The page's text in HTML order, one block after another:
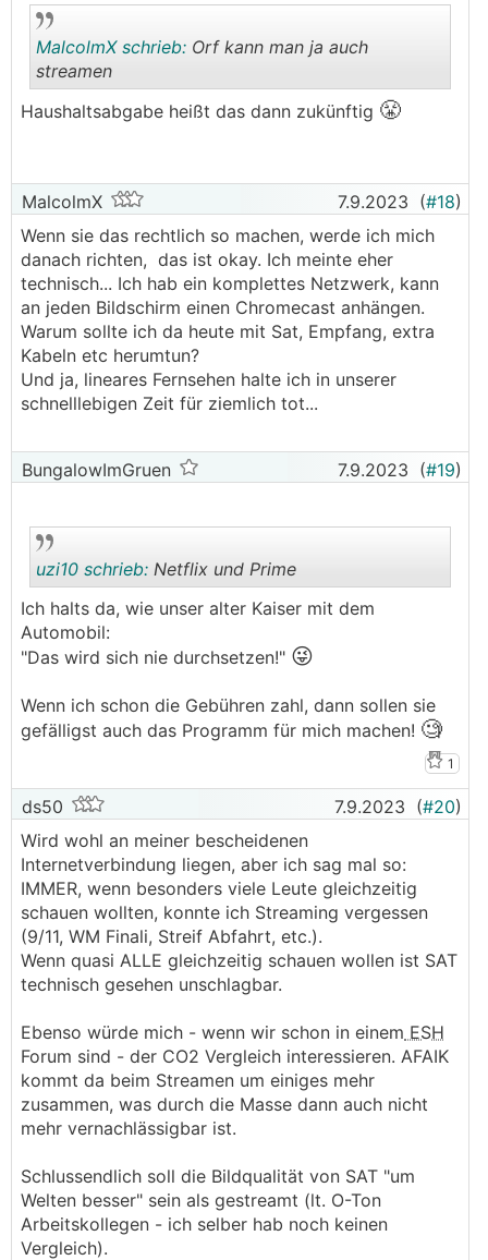
MalcolmX schrieb: Orf kann man ja auch
streamen
Haushaltsabgabe heißt das dann zukünftig 😤
MalcolmX 7.9.2023 (#18)
Wenn sie das rechtlich so machen, werde ich mich
danach richten, das ist okay. Ich meinte eher
technisch... Ich hab ein komplettes Netzwerk, kann
an jeden Bildschirm einen Chromecast anhängen.
Warum sollte ich da heute mit Sat, Empfang, extra
Kabeln etc herumtun?
Und ja, lineares Fernsehen halte ich in unserer
schnelllebigen Zeit für ziemlich tot...
BungalowImGruen 7.9.2023 (#19)
..
uzi10 schrieb: Netflix und Prime
Ich halts da, wie unser alter Kaiser mit dem
Automobil:
"Das wird sich nie durchsetzen!" 😜
Wenn ich schon die Gebühren zahl, dann sollen sie
gefälligst auch das Programm für mich machen! 🧐
1
ds50 7.9.2023 (#20)
Wird wohl an meiner bescheidenen
Internetverbindung liegen, aber ich sag mal so:
IMMER, wenn besonders viele Leute gleichzeitig
schauen wollten, konnte ich Streaming vergessen
(9/11, WM Finali, Streif Abfahrt, etc.).
Wenn quasi ALLE gleichzeitig schauen wollen ist SAT
technisch gesehen unschlagbar.
Ebenso würde mich - wenn wir schon in einem ESH
Forum sind - der CO2 Vergleich interessieren. AFAIK
kommt da beim Streamen um einiges mehr
zusammen, was durch die Masse dann auch nicht
mehr vernachlässigbar ist.
Schlussendlich soll die Bildqualität von SAT "um
Welten besser" sein als gestreamt (lt. O-Ton
Arbeitskollegen - ich selber hab noch keinen
Vergleich).